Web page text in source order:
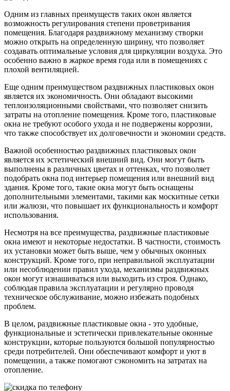
Одним из главных преимуществ таких окон является
возможность регулирования степени проветривания
помещения. Благодаря раздвижному механизму створки
можно открыть на определенную ширину, что позволяет
создавать оптимальные условия для циркуляции воздуха. Это
особенно важно в жаркое время года или в помещениях с
плохой вентиляцией.
Еще одним преимуществом раздвижных пластиковых окон
является их экономичность. Они обладают высокими
теплоизоляционными свойствами, что позволяет снизить
затраты на отопление помещения. Кроме того, пластиковые
окна не требуют особого ухода и не подвержены коррозии,
что также способствует их долговечности и экономии средств.
Важной особенностью раздвижных пластиковых окон
является их эстетический внешний вид. Они могут быть
выполнены в различных цветах и оттенках, что позволяет
подобрать окна под интерьер помещения или внешний вид
здания. Кроме того, такие окна могут быть оснащены
дополнительными элементами, такими как москитные сетки
или жалюзи, что повышает их функциональность и комфорт
использования.
Несмотря на все преимущества, раздвижные пластиковые
окна имеют и некоторые недостатки. В частности, стоимость
их установки может быть выше, чем у обычных оконных
конструкций. Кроме того, при неправильной эксплуатации
или несоблюдении правил ухода, механизмы раздвижных
окон могут изнашиваться или выходить из строя. Однако,
соблюдая правила эксплуатации и регулярно проводя
техническое обслуживание, можно избежать подобных
проблем.
В целом, раздвижные пластиковые окна - это удобные,
функциональные и эстетически привлекательные оконные
конструкции, которые пользуются большой популярностью
среди потребителей. Они обеспечивают комфорт и уют в
помещении, а также помогают сэкономить на затратах на
отопление.